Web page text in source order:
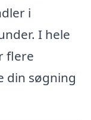
i
I hele
flere
din søgning